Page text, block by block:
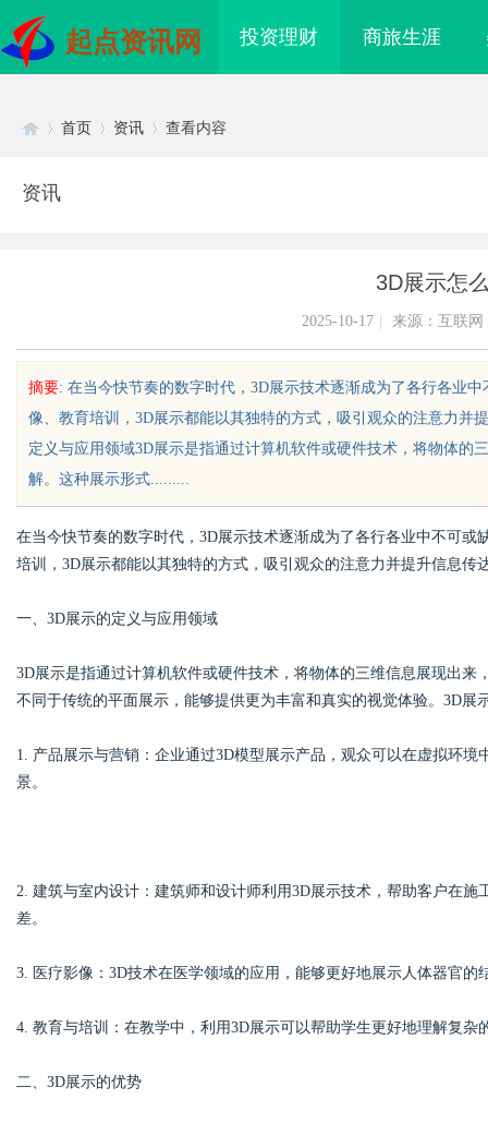
起点资讯网 投资理财 商旅生涯
sc
Bo
首页 资讯 查看内容
资讯
3D展示怎
2025-10-17 来源：互联网
摘要: 在当今快节奏的数字时代，3D展示技术逐渐成为了各行各业
像、教育培训，3D展示都能以其独特的方式，吸引观众的注意力并
定义与应用领域3D展示是指通过计算机软件或硬件技术，将物体的
解。这种展示形式.........
在当今快节奏的数字时代，3D展示技术逐渐成为了各行各业中不可
培训，3D展示都能以其独特的方式，吸引观众的注意力并提升信息传
一、3D展示的定义与应用领域
3D展示是指通过计算机软件或硬件技术，将物体的三维信息展现出
不同于传统的平面展示，能够提供更为丰富和真实的视觉体验。3D展
1. 产品展示与营销：企业通过3D模型展示产品，观众可以在虚拟环
景。
2. 建筑与室内设计：建筑师和设计师利用3D展示技术，帮助客户在
差。
3. 医疗影像：3D技术在医学领域的应用，能够更好地展示人体器官的
4. 教育与培训：在教学中，利用3D展示可以帮助学生更好地理解复
二、3D展示的优势
实验室，标准化研